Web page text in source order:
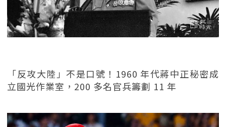
「反攻大陸」不是口號！1960 年代蔣中正秘密成
立國光作業室，200 多名官兵籌劃 11 年